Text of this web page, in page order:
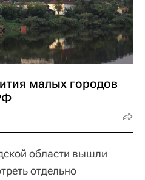
малых городов
области вышли
отдельно